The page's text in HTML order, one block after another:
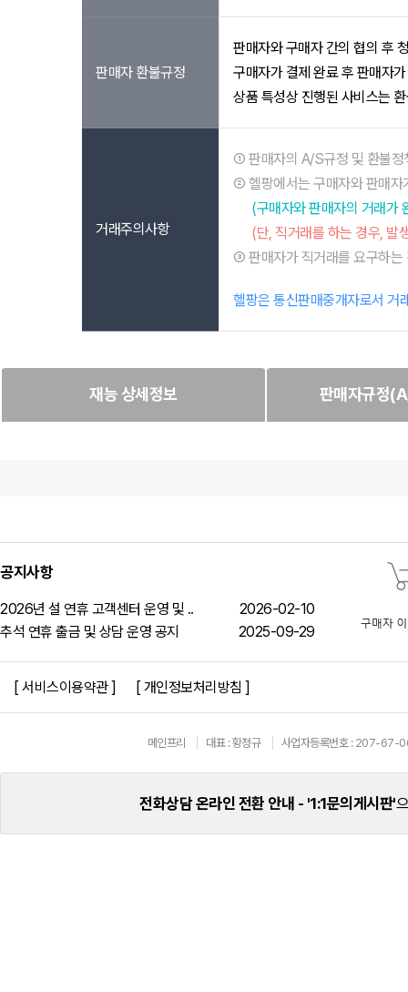
판매자 환불규정
판매자와 구매자 간의 협의 후
구매자가 결제 완료 후 판매자
상품 특성상 진행된 사비스는
거래주의사항
① 판매자의 A/S규정 및 환불정
② 헬팡에서는 구매자와 판매자
(구매자와 판매자의 거래가
(단, 직거래를 하는 경우, 발
③ 판매자가 직거래를 요구하는
헬팡은 통신판매중개자로서 거
재능 상세정보 판매자규정
공지사항
2026년 설 연휴 고객센터 운영 및 ..
2026-02-10
추석 연휴 출금 및 상담 운영 공지
2025-09-29
[ 서비스이용약관 ] [ 개인정보처리방침 ]
메인프리 대표 : 황정규 사업자등록번호 : 207-67-
전화상담 온라인 전환 안내 - '1:1문의게시판'